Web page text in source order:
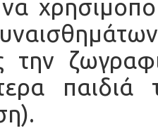
να
την